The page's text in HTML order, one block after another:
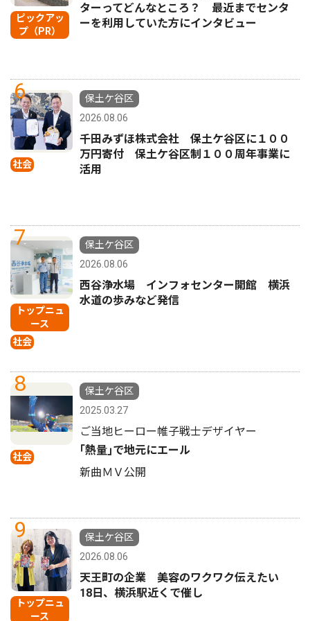
ピックアッ
プ（PR）
ターってどんなところ？ 最近までセンタ
ーを利用していた方にインタビュー
6
社会
保土ケ谷区
2026.08.06
千田みずほ株式会社 保土ケ谷区に１００
万円寄付 保土ケ谷区制１００周年事業に
活用
7
トップニュ
ース
社会
保土ケ谷区
2026.08.06
西谷浄水場 インフォセンター開館 横浜
水道の歩みなど発信
8
社会
保土ケ谷区
2025.03.27
ご当地ヒーロー帷子戦士デザイヤー
｢熱量｣で地元にエール
新曲ＭＶ公開
9
トップニュ
ース
保土ケ谷区
2026.08.06
天王町の企業 美容のワクワク伝えたい
18日、横浜駅近くで催し